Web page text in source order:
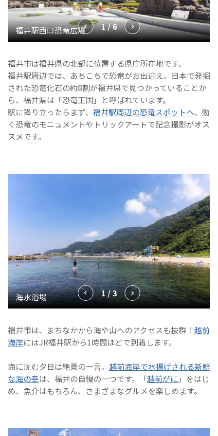
1 / 6
福井市は福井県の北部に位置する県庁所在地です。
福井駅周辺では、あちこちで恐竜がお出迎え。日本で発掘
された恐竜化石の約8割が福井県で見つかっていることか
ら、福井県は「恐竜王国」と呼ばれています。
駅に降り立ったらまず、 福井駅周辺の恐竜スポットへ、動
く恐竜のモニュメントやトリックアートで記念撮影がオス
スメです。
1 / 3
福井市は、まちなかから海や山へのアクセスも抜群！ 越前
海岸にはJR福井駅から1時間ほどで到着します。
海に沈む夕日は絶景の一言。 越前海岸で水揚げされる新鮮
な海の幸は、福井の自慢の一つです。「越前がに 」をはじ
め、魚介はもちろん、さまざまなグルメを楽しめます。